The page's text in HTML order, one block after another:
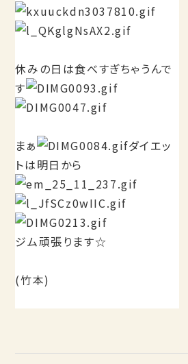
休みの日は食べすぎちゃうんで
す
まぁ
ダイエッ
トは明日から
ジム頑張ります☆
(竹本)